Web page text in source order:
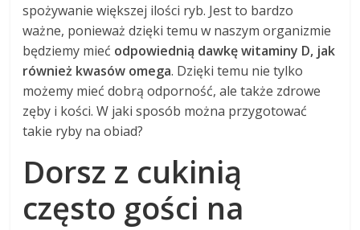
spożywanie większej ilości ryb. Jest to bardzo
ważne, ponieważ dzięki temu w naszym organizmie
będziemy mieć odpowiednią dawkę witaminy D, jak
również kwasów omega. Dzięki temu nie tylko
możemy mieć dobrą odporność, ale także zdrowe
zęby i kości. W jaki sposób można przygotować
takie ryby na obiad?
Dorsz z cukinią
często gości na